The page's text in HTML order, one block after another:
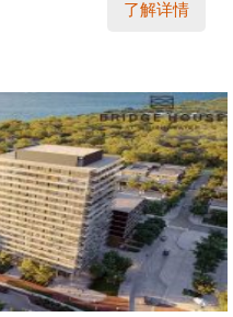
了解详情